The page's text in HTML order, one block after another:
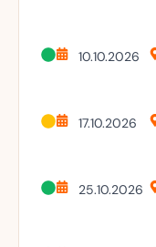
10.10.2026
17.10.2026
25.10.2026